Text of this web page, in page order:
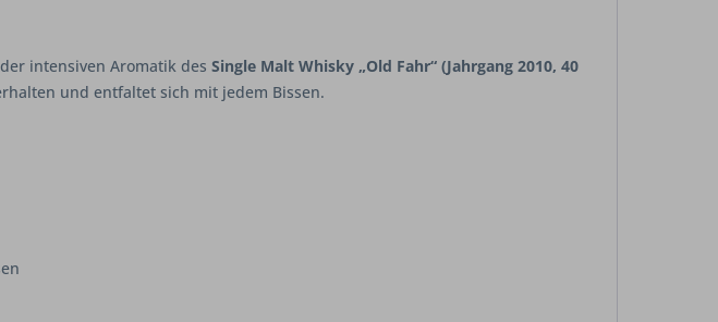
intensiven Aromatik des Single Malt Whisky „Old Fahr“ (Jahrgang 2010, 40
und entfaltet sich mit jedem Bissen.